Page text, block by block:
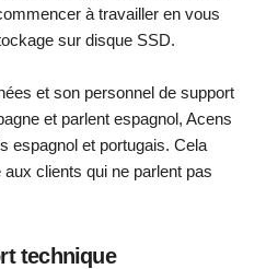
à travailler en vous
sur disque SSD.
et son personnel de support
et parlent espagnol, Acens
espagnol et portugais. Cela
clients qui ne parlent pas
technique